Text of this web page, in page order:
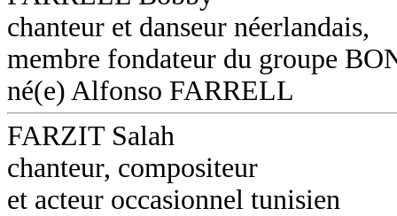
chanteur et danseur néerlandais,
membre fondateur du groupe
né(e) Alfonso FARRELL
FARZIT Salah
chanteur, compositeur
et acteur occasionnel tunisien